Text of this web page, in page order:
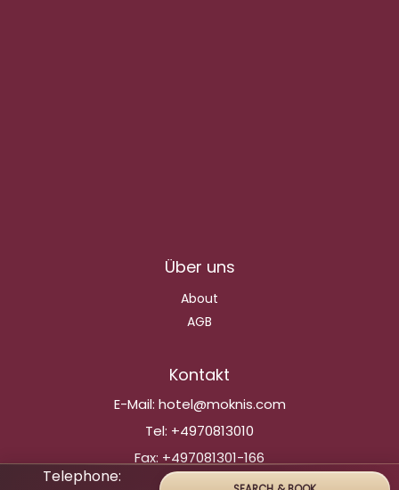
Über uns
About
AGB
Kontakt
E-Mail: hotel@moknis.com
Tel: +4970813010
Fax: +497081301-166
Telephone: